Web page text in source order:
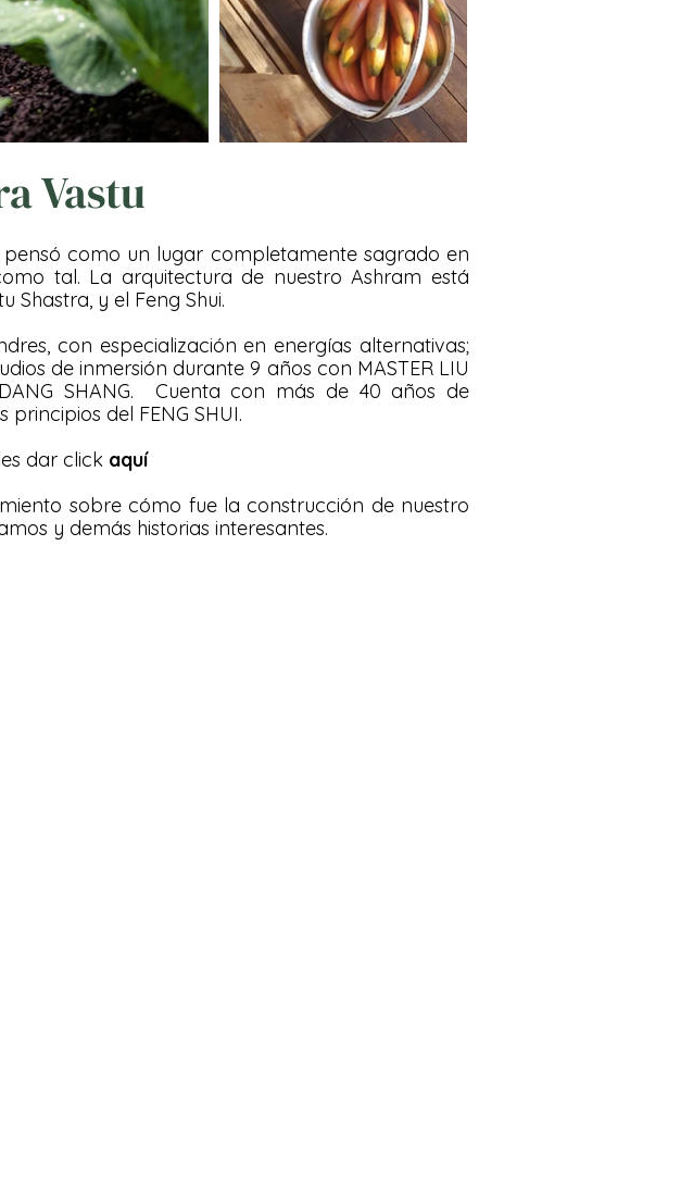
Vastu
como un lugar completamente sagrado en
tal. La arquitectura de nuestro Ashram está
Shastra, y el Feng Shui.
con especialización en energías alternativas;
de inmersión durante 9 años con MASTER LIU
SHANG. Cuenta con más de 40 años de
del FENG SHUI.
dar click aquí
sobre cómo fue la construcción de nuestro
y demás historias interesantes.